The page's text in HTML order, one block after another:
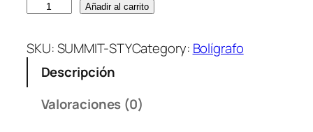
M
M
Añadir al carrito
SKU:SUMMIT-STYCategory: Bolígrafo
Descripción
Valoraciones (0)